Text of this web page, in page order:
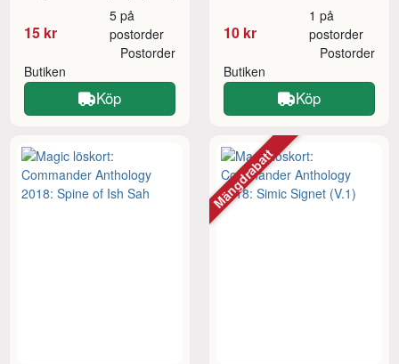
15 kr
5 på
postorder
Butiken
Postorder
Köp
10 kr
1 på
postorder
Butiken
Postorder
Köp
Mängdrabatt